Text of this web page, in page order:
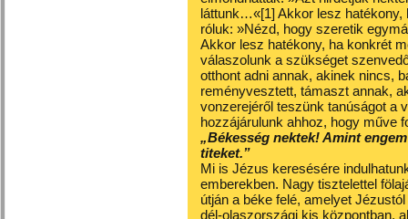
láttunk…«[1] Akkor lesz hatékony,
róluk: »Nézd, hogy szeretik
Akkor lesz hatékony, ha konkrét
válaszolunk a szükséget
otthont adni annak, akinek nincs,
reményvesztett, támaszt annak,
vonzerejéről teszünk tanúságot a
hozzájárulunk ahhoz, hogy műve
„Békesség nektek! Amint
titeket.”
Mi is Jézus keresésére
emberekben. Nagy tisztelettel
útján a béke felé, amelyet
dél-olaszországi kis központban,